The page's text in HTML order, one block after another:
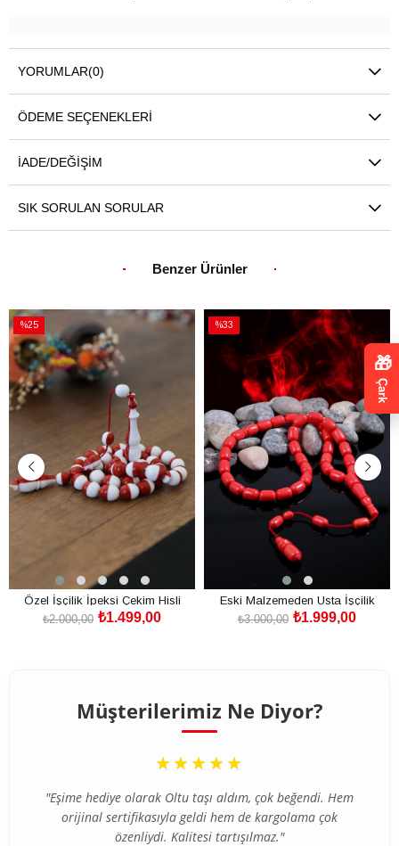
YORUMLAR(0)
ÖDEME SEÇENEKLERI
İADE/DEĞIŞIM
SIK SORULAN SORULAR
Benzer Ürünler
%25
İndirim
%25İndirim
Özel İşçilik İpeksi Çekim Hisli
Katalin Tesbih
₺1.499,00
₺2.000,00
%33
%33İndirim
Eski Malzemeden Usta İşçilik
Katalin Tesbih
₺1.999,00
₺3.000,00
Müşterilerimiz Ne Diyor?
“
★★★★★
"Eşime hediye olarak Oltu taşı aldım, çok beğendi. Hem
orijinal sertifikasıyla geldi hem de kargolama çok
özenliydi. Kalitesi tartışılmaz."
“
★★★★★
"İlk defa internetten tesbih aldım ve tereddütlerim vardı
ama ürün beklediğimden çok daha kaliteli çıktı. Gümüş
püskül detayı harika."
🎁
Çark